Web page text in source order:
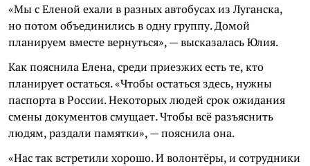
«Мы с Еленой ехали в разных автобусах из Луганска,
но потом объединились в одну группу. Домой
планируем вместе вернуться», — высказалась Юлия.
Как пояснила Елена, среди приезжих есть те, кто
планирует остаться. «Чтобы остаться здесь, нужны
паспорта в России. Некоторых людей срок ожидания
смены документов смущает. Чтобы всё разъяснить
людям, раздали памятки», — пояснила она.
«Нас так встретили хорошо. И волонтёры, и сотрудники